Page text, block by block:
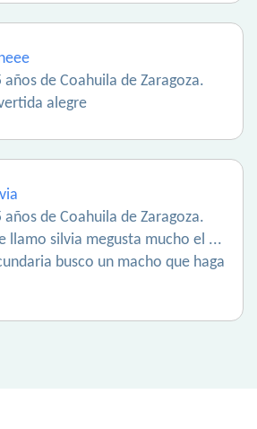
años de Coahuila de Zaragoza.
alegre
años de Coahuila de Zaragoza.
llamo silvia megusta mucho el ...
busco un macho que haga